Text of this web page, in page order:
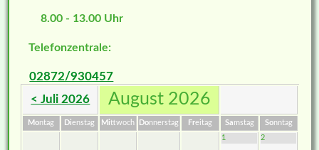
8.00 - 13.00 Uhr
Telefonzentrale:
02872/930457
< Juli 2026 August 2026
Montag Dienstag Mittwoch Donnerstag Freitag Samstag Sonntag
1
2